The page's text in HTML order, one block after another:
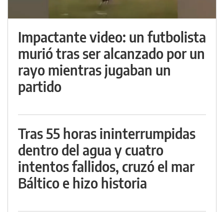
Impactante video: un futbolista
murió tras ser alcanzado por un
rayo mientras jugaban un
partido
Tras 55 horas ininterrumpidas
dentro del agua y cuatro
intentos fallidos, cruzó el mar
Báltico e hizo historia